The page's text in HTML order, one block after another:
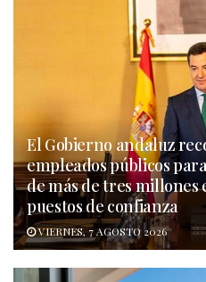
El Gobierno andaluz
empleados públicos
de más de tres millones
puestos de confianza
VIERNES, 7 AGOSTO 2026